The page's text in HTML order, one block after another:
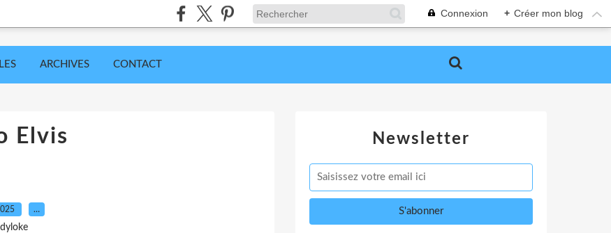
Connexion + Créer mon blog
ARCHIVES CONTACT
Elvis
…
Newsletter